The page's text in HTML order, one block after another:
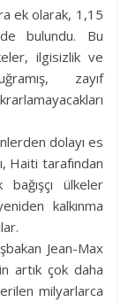
ek olarak, 1,15
bulundu. Bu
ilgisizlik ve
zayıf
dolayı es
Haiti tarafından
ülkeler
kalkınma
Jean-Max
artık çok daha
milyarlarca